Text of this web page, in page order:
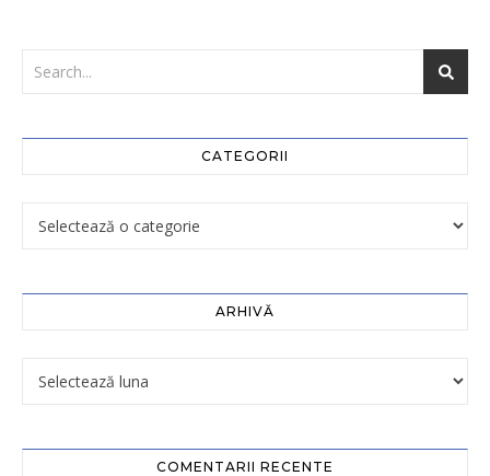
CATEGORII
ARHIVĂ
COMENTARII RECENTE